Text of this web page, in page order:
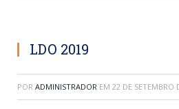
LDO 2019
POR ADMINISTRADOR EM 22 DE SETEMBRO